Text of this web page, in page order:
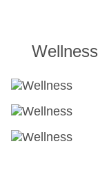
Wellness